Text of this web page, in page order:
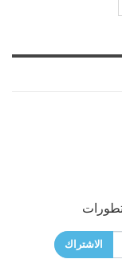
الاشتراك